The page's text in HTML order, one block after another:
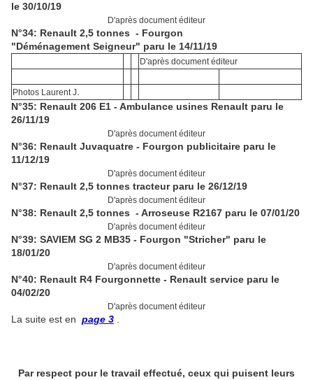
le 30/10/19
D'après document éditeur
N°34: Renault 2,5 tonnes - Fourgon
"Déménagement Seigneur" paru le 14/11/19
D'après document éditeur
Photos Laurent J
N°35: Renault 206 E1 - Ambulance usines Renault paru le
26/11/19
D'après document éditeur
N°36: Renault Juvaquatre - Fourgon publicitaire paru le
11/12/19
D'après document éditeur
N°37: Renault 2,5 tonnes tracteur paru le 26/12/19
D'après document éditeur
N°38: Renault 2,5 tonnes - Arroseuse R2167 paru le 07/01/20
D'après document éditeur
N°39: SAVIEM SG 2 MB35 - Fourgon "Stricher" paru le
18/01/20
D'après document éditeur
N°40: Renault R4 Fourgonnette - Renault service paru le
04/02/20
D'après document éditeur
La suite est en page 3
Par respect pour le travail effectué, ceux qui puisent leurs